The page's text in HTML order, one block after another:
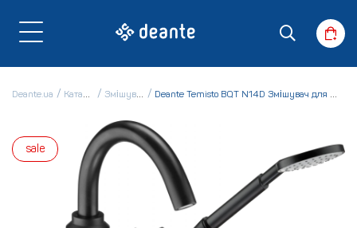
Deante.ua Каталог Змішувачі Deante Temisto BQT N14D Змішувач для ванни
sale